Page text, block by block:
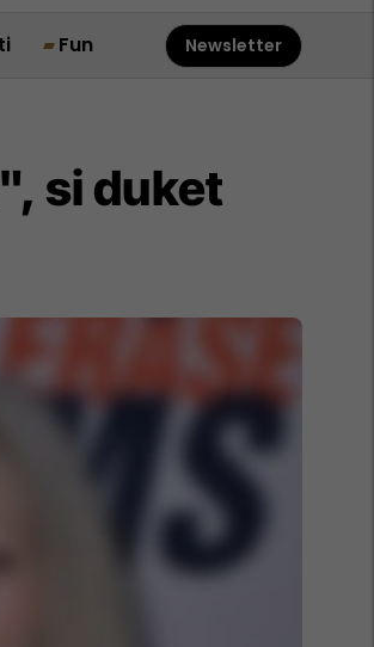
Fun Newsletter
si duket